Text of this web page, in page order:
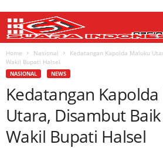
Home Nasional
Kedatangan Kapolda Maluku
Wakil Bupati Halsel
NASIONAL NEWS
Kedatangan
Utara, Disambut
Wakil Bupati Halsel